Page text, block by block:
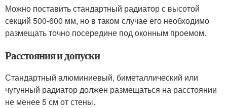
Можно поставить стандартный радиатор с высотой
секций 500-600 мм, но в таком случае его необходимо
размещать точно посередине под оконным проемом.
Расстояния и допуски
Стандартный алюминиевый, биметаллический или
чугунный радиатор должен размещаться на расстоянии
не менее 5 см от стены.